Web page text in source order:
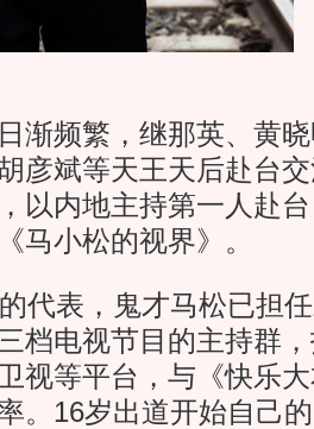
频繁，继那英、黄晓
彦斌等天王天后赴台
以内地主持第一人赴
马小松的视界》。
表，鬼才马松已担任
档电视节目的主持群
视等平台，与《快乐
。16岁出道开始自己